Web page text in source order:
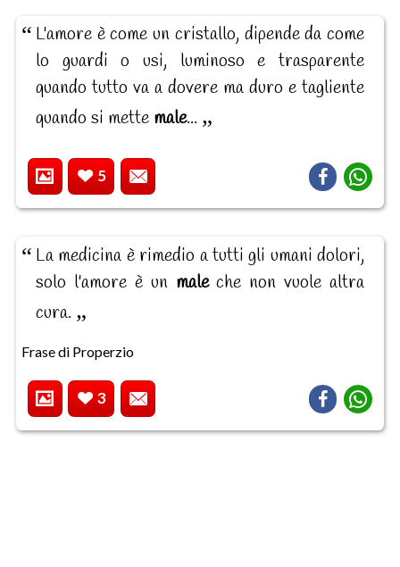
L'amore è come un cristallo, dipende da come
lo guardi o usi, luminoso e trasparente
quando tutto va a dovere ma duro e tagliente
quando si mette male...
5
La medicina è rimedio a tutti gli umani dolori,
solo l'amore è un maleche non vuole altra
cura.
Frase di Properzio
3